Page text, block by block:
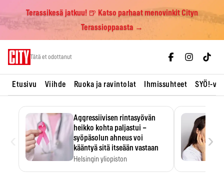
Terassikesä jatkuu! 🍺 Katso parhaat menovinkit Cityn
Terassioppaasta →
Tätä et odottanut
Etusivu Viihde Ruoka ja ravintolat Ihmissuhteet SYÖ!-
Aggressiivisen rintasyövän
heikko kohta paljastui –
syöpäsolun ahneus voi
kääntyä sitä itseään vastaan
Helsingin yliopiston
›